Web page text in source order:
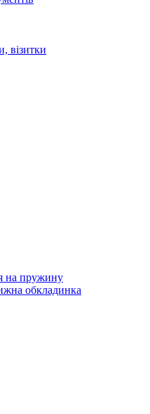
візитки
на пружину
обкладинка